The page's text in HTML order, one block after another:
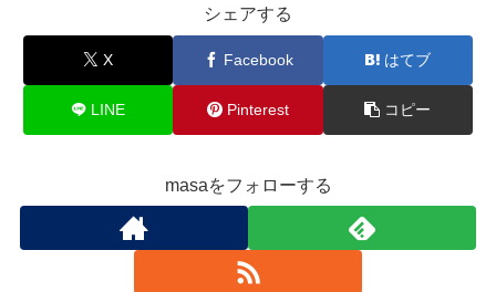
シェアする
X Facebook はてブ
LINE Pinterest コピー
masaをフォローする